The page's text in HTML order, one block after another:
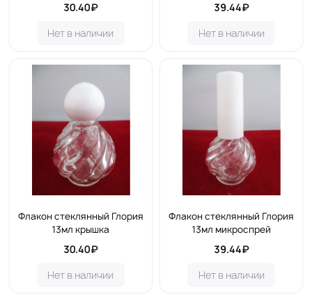
30.40₽
Нет в наличии
39.44₽
Нет в наличии
Флакон стеклянный Глория
13мл крышка
30.40₽
Нет в наличии
Флакон стеклянный Глория
13мл микроспрей
39.44₽
Нет в наличии